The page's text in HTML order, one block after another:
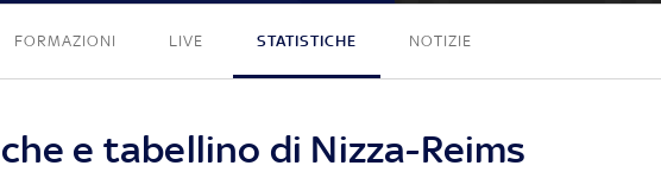
FORMAZIONI LIVE STATISTICHE NOTIZIE
e tabellino di Nizza-Reims